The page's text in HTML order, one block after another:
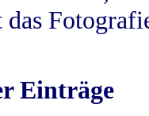
Einträge